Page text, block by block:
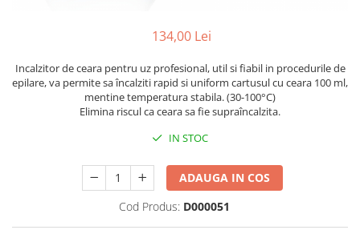
134,00 Lei
Incalzitor de ceara pentru uz profesional, util si fiabil in procedurile de
epilare, va permite sa încalziti rapid si uniform cartusul cu ceara 100 ml,
mentine temperatura stabila. (30-100°C)
Elimina riscul ca ceara sa fie supraîncalzita.
IN STOC
ADAUGA IN COS
Cod Produs: D000051